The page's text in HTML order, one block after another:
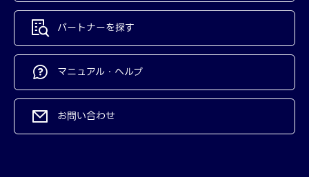
パートナーを探す
マニュアル・ヘルプ
お問い合わせ